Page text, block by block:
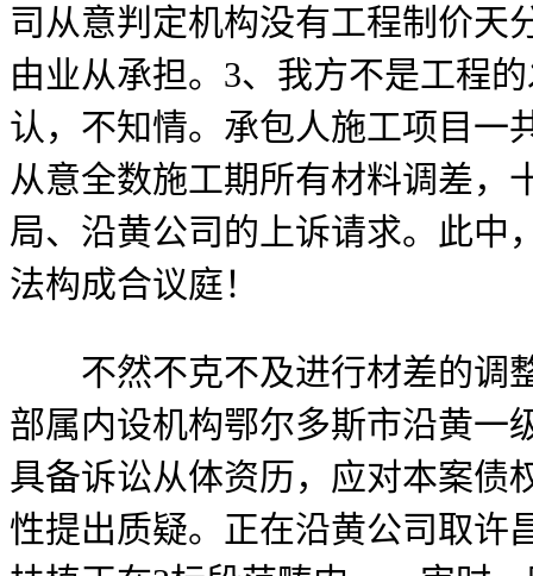
司从意判定机构没有工程制价天
由业从承担。3、我方不是工程
认，不知情。承包人施工项目一
从意全数施工期所有材料调差，
局、沿黄公司的上诉请求。此中
法构成合议庭！
不然不克不及进行材差的调整
部属内设机构鄂尔多斯市沿黄一
具备诉讼从体资历，应对本案债
性提出质疑。正在沿黄公司取许